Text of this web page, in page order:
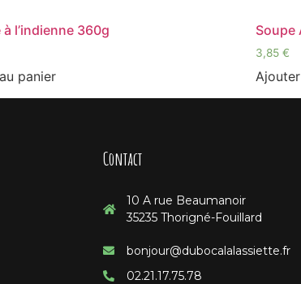
l’indienne 360g
panier
Soupe
3,85€
Contact
10 A rue Beaumanoir
35235 Thorigné-Fouillard
bonjour@dubocalalassiette.fr
02.21.17.75.78